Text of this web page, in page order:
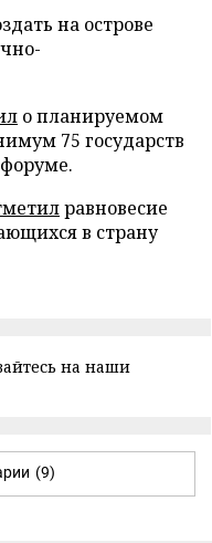
на острове
о планируемом
75 государств
равновесие
в страну
на наши
(9)